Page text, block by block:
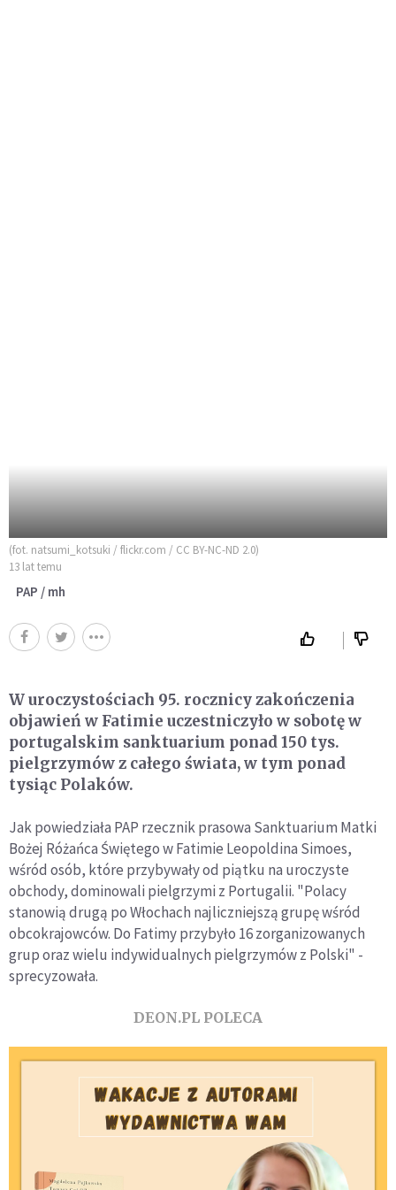
(fot. natsumi_kotsuki / flickr.com / CC BY-NC-ND 2.0)
13 lat temu
PAP / mh
W uroczystościach 95. rocznicy zakończenia
objawień w Fatimie uczestniczyło w sobotę w
portugalskim sanktuarium ponad 150 tys.
pielgrzymów z całego świata, w tym ponad
tysiąc Polaków.
Jak powiedziała PAP rzecznik prasowa Sanktuarium Matki
Bożej Różańca Świętego w Fatimie Leopoldina Simoes,
wśród osób, które przybywały od piątku na uroczyste
obchody, dominowali pielgrzymi z Portugalii. "Polacy
stanowią drugą po Włochach najliczniejszą grupę wśród
obcokrajowców. Do Fatimy przybyło 16 zorganizowanych
grup oraz wielu indywidualnych pielgrzymów z Polski" -
sprecyzowała.
DEON.PL POLECA